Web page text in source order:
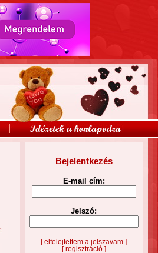
Bejelentkezés
E-mail cím:
Jelszó:
[ elfelejtettem a jelszavam ]
[ regisztráció ]